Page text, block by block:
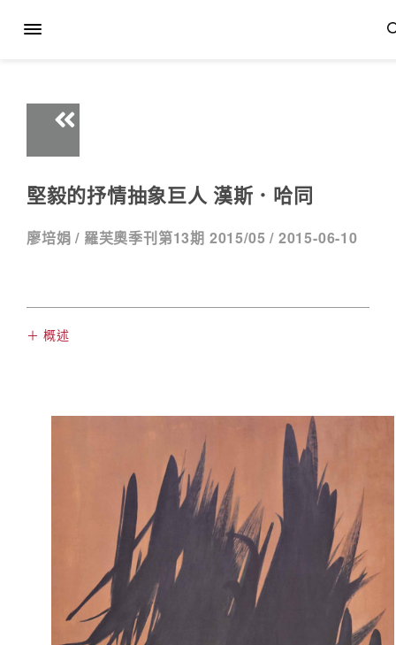
堅毅的抒情抽象巨人 漢斯．哈同
廖培娟 / 羅芙奧季刊第13期 2015/05 / 2015-06-10
＋ 概述